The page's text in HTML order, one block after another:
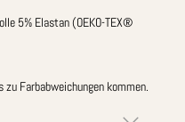
5% Elastan (OEKO-TEX®
Farbabweichungen kommen.